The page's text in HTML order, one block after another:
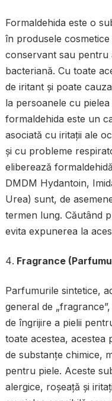
Formaldehida este o
în produsele
conservant sau pentru
bacteriană. Cu toate
de iritant și poate
la persoanele cu
formaldehida este un
asociată cu iritații ale
și cu probleme
eliberează
DMDM Hydantoin,
Urea) sunt, de
termen lung. Căutând
evita expunerea la
Fragrance
Parfumurile sintetice,
general de
de îngrijire a pielii
toate acestea, acestea
de substanțe chimice,
pentru piele. Aceste
alergice, roșeață și